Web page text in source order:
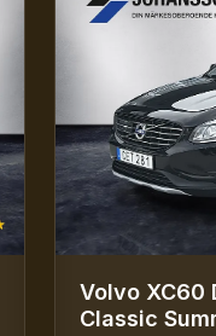
Volvo XC60
Classic